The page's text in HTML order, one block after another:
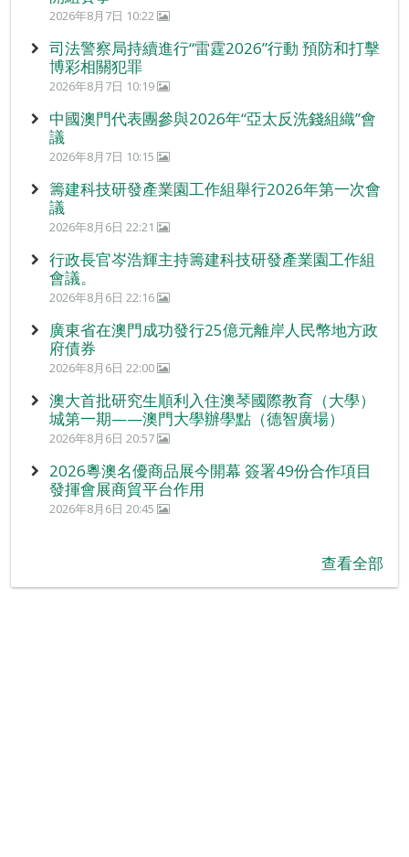
2026年8月7日 10:22
司法警察局持續進行“雷霆2026”行動 預防和打擊
博彩相關犯罪
2026年8月7日 10:19
中國澳門代表團參與2026年“亞太反洗錢組織”會
議
2026年8月7日 10:15
籌建科技研發產業園工作組舉行2026年第一次會
議
2026年8月6日 22:21
行政長官岑浩輝主持籌建科技研發產業園工作組
會議。
2026年8月6日 22:16
廣東省在澳門成功發行25億元離岸人民幣地方政
府債券
2026年8月6日 22:00
澳大首批研究生順利入住澳琴國際教育（大學）
城第一期——澳門大學辦學點（德智廣場）
2026年8月6日 20:57
2026粵澳名優商品展今開幕 簽署49份合作項目
發揮會展商貿平台作用
2026年8月6日 20:45
查看全部